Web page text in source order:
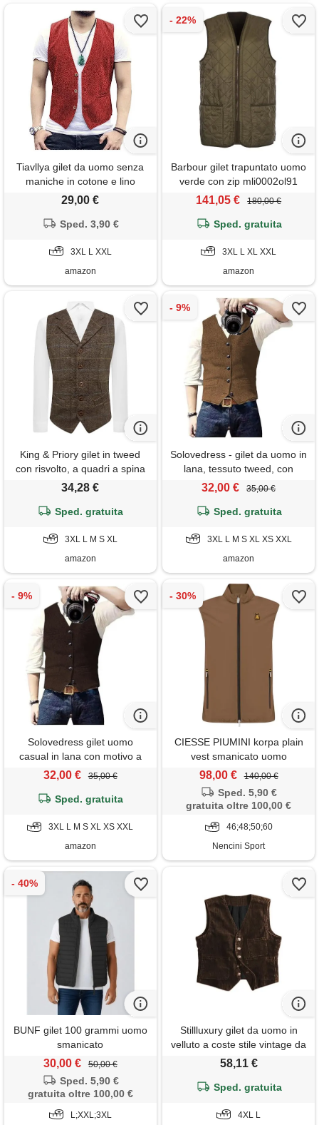
Tiavllya gilet da uomo senza
maniche in cotone e lino
casual gilet da spiaggia estivo
bottoni（xxxl, rosso）
29,00 €
Sped. 3,90 €
3XL L XXL
amazon
Barbour gilet trapuntato uomo
verde con zip mli0002ol91
verde xl
141,05 € 180,00 €
Sped. gratuita
3XL L XL XXL
amazon
King & Priory gilet in tweed
con risvolto, a quadri a spina
di pesce, marrone noce,
34,28 €
Sped. gratuita
3XL L M S XL
amazon
Solovedress - gilet da uomo in
lana, tessuto tweed, con
motivo a spina di pesce,
matrimoni, marrone, 3xl
32,00 € 35,00 €
Sped. gratuita
3XL L M S XL XS XXL
amazon
Solovedress gilet uomo
casual in lana con motivo a
spina di pesce, gilet da sposo
testimoni di nozze, caffè, s
32,00 € 35,00 €
Sped. gratuita
3XL L M S XL XS XXL
amazon
CIESSE PIUMINI korpa plain
vest smanicato uomo
98,00 € 140,00 €
Sped. 5,90 €
gratuita oltre 100,00 €
46;48;50;60
Nencini Sport
BUNF gilet 100 grammi uomo
smanicato
30,00 € 50,00 €
Sped. 5,90 €
gratuita oltre 100,00 €
L;XXL;3XL
Stillluxury gilet da uomo in
velluto a coste stile vintage da
caccia giacca senza maniche
e formale, cioccolato, l
58,11 €
Sped. gratuita
4XL L